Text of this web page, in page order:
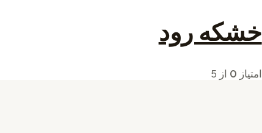
خشکه رود
امتیاز 0 از 5